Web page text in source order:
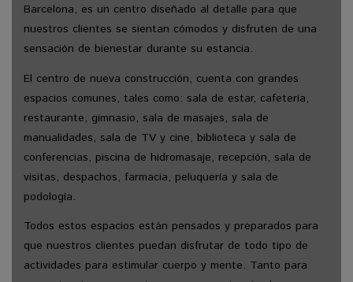
Barcelona, es un centro diseñado al detalle para que
nuestros clientes se sientan cómodos y disfruten de una
sensación de bienestar durante su estancia.
El centro de nueva construcción, cuenta con grandes
espacios comunes, tales como: sala de estar, cafetería,
restaurante, gimnasio, sala de masajes, sala de
manualidades, sala de TV y cine, biblioteca y sala de
conferencias, piscina de hidromasaje, recepción, sala de
visitas, despachos, farmacia, peluquería y sala de
podología.
Todos estos espacios están pensados y preparados para
que nuestros clientes puedan disfrutar de todo tipo de
actividades para estimular cuerpo y mente. Tanto para